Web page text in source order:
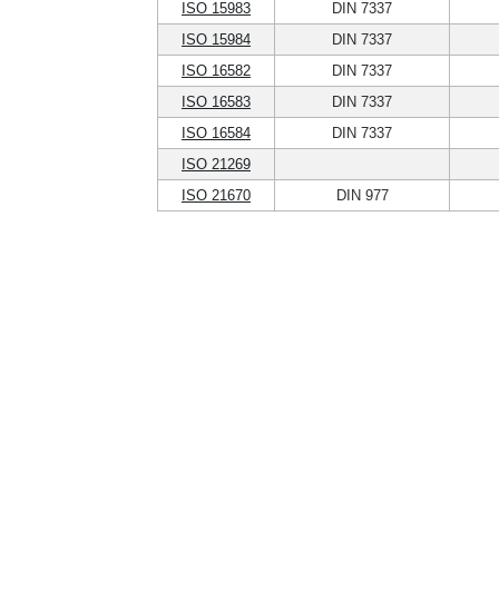
ISO 15983
DIN 7337
ISO 15984
DIN 7337
ISO 16582
DIN 7337
ISO 16583
DIN 7337
ISO 16584
DIN 7337
ISO 21269
ISO 21670
DIN 977